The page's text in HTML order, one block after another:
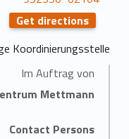
Get directions
Koordinierungsstelle
Im Auftrag von
Mettmann
Contact Persons